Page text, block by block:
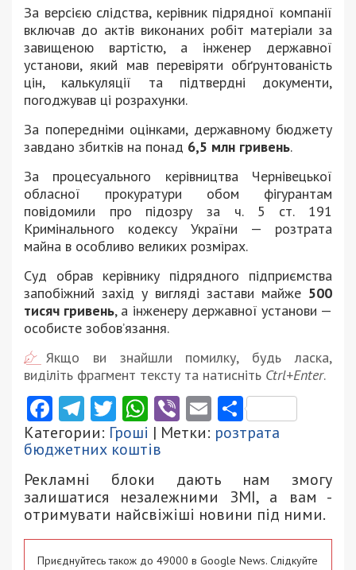
За версією слідства, керівник підрядної компанії
включав до актів виконаних робіт матеріали за
завищеною вартістю, а інженер державної
установи, який мав перевіряти обґрунтованість
цін, калькуляції та підтвердні документи,
погоджував ці розрахунки.
За попередніми оцінками, державному бюджету
завдано збитків на понад 6,5 млн гривень.
За процесуального керівництва Чернівецької
обласної прокуратури обом фігурантам
повідомили про підозру за ч. 5 ст. 191
Кримінального кодексу України — розтрата
майна в особливо великих розмірах.
Суд обрав керівнику підрядного підприємства
запобіжний захід у вигляді застави майже 500
тисяч гривень, а інженеру державної установи —
особисте зобов’язання.
Якщо ви знайшли помилку, будь ласка,
виділіть фрагмент тексту та натисніть Ctrl+Enter.
Facebook
Telegram
Twitter
WhatsApp
ViberEmail
Категории: Гроші | Метки: розтрата
бюджетних коштів
Рекламні блоки дають нам змогу
залишатися незалежними ЗМІ, а вам -
отримувати найсвіжіші новини під ними.
Приєднуйтесь також до 49000 в Google News. Слідкуйте